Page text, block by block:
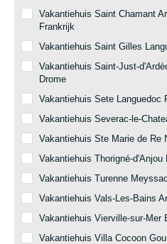
Vakantiehuis Saint Chamant
Frankrijk
Vakantiehuis Saint Gilles
Vakantiehuis Saint-Just-
Drome
Vakantiehuis Sete Languedoc
Vakantiehuis Severac-le-
Vakantiehuis Ste Marie de Re
Vakantiehuis Thorigné-
Vakantiehuis Turenne
Vakantiehuis Vals-Les-Bains
Vakantiehuis Vierville-sur-Mer
Vakantiehuis Villa Cocoon